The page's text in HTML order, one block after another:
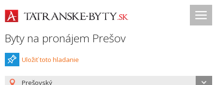
Byty na pronájem Prešov
Uložiť toto hladanie
Prešovský